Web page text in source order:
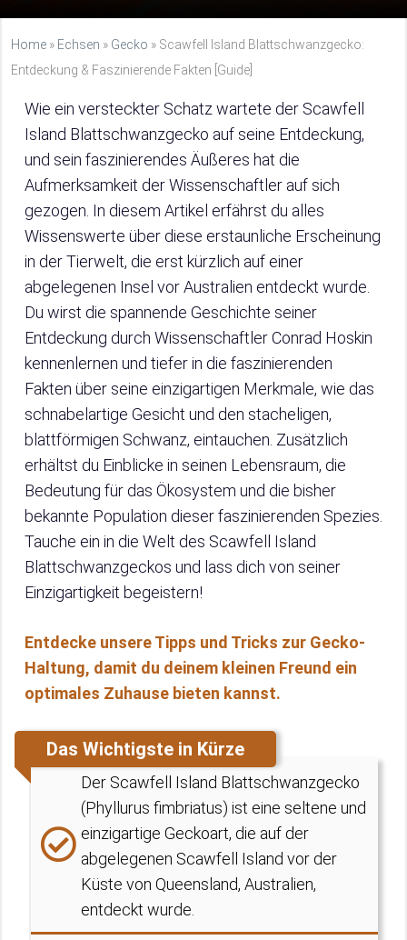
Home » Echsen » Gecko » Scawfell Island Blattschwanzgecko:
Entdeckung & Faszinierende Fakten [Guide]
Wie ein versteckter Schatz wartete der Scawfell
Island Blattschwanzgecko auf seine Entdeckung,
und sein faszinierendes Äußeres hat die
Aufmerksamkeit der Wissenschaftler auf sich
gezogen. In diesem Artikel erfährst du alles
Wissenswerte über diese erstaunliche Erscheinung
in der Tierwelt, die erst kürzlich auf einer
abgelegenen Insel vor Australien entdeckt wurde.
Du wirst die spannende Geschichte seiner
Entdeckung durch Wissenschaftler Conrad Hoskin
kennenlernen und tiefer in die faszinierenden
Fakten über seine einzigartigen Merkmale, wie das
schnabelartige Gesicht und den stacheligen,
blattförmigen Schwanz, eintauchen. Zusätzlich
erhältst du Einblicke in seinen Lebensraum, die
Bedeutung für das Ökosystem und die bisher
bekannte Population dieser faszinierenden Spezies.
Tauche ein in die Welt des Scawfell Island
Blattschwanzgeckos und lass dich von seiner
Einzigartigkeit begeistern!
Entdecke unsere Tipps und Tricks zur Gecko-
Haltung, damit du deinem kleinen Freund ein
optimales Zuhause bieten kannst.
Das Wichtigste in Kürze
Der Scawfell Island Blattschwanzgecko
(Phyllurus fimbriatus) ist eine seltene und
einzigartige Geckoart, die auf der
abgelegenen Scawfell Island vor der
Küste von Queensland, Australien,
entdeckt wurde.